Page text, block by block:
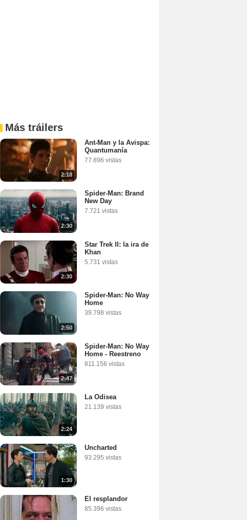
Más tráilers
2:18
Ant-Man y la Avispa:
Quantumanía
77.896 vistas
2:30
Spider-Man: Brand
New Day
7.721 vistas
2:30
Star Trek II: la ira de
Khan
5.731 vistas
2:50
Spider-Man: No Way
Home
39.798 vistas
2:47
Spider-Man: No Way
Home - Reestreno
811.156 vistas
2:24
La Odisea
21.139 vistas
1:30
Uncharted
93.295 vistas
El resplandor
85.396 vistas